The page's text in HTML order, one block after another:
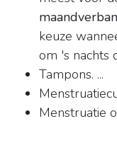
keuze
om 's nachts
Tampons. ...
Menstruatie